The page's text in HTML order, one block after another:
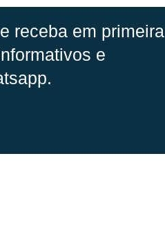
receba em primeira
e